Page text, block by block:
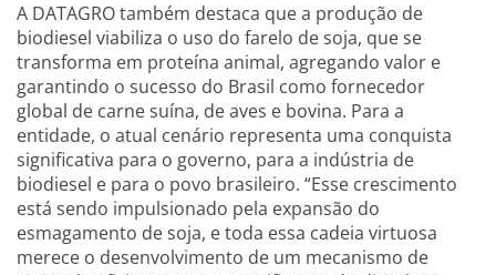
A DATAGRO também destaca que a produção de
biodiesel viabiliza o uso do farelo de soja, que se
transforma em proteína animal, agregando valor e
garantindo o sucesso do Brasil como fornecedor
global de carne suína, de aves e bovina. Para a
entidade, o atual cenário representa uma conquista
significativa para o governo, para a indústria de
biodiesel e para o povo brasileiro. “Esse crescimento
está sendo impulsionado pela expansão do
esmagamento de soja, e toda essa cadeia virtuosa
merece o desenvolvimento de um mecanismo de